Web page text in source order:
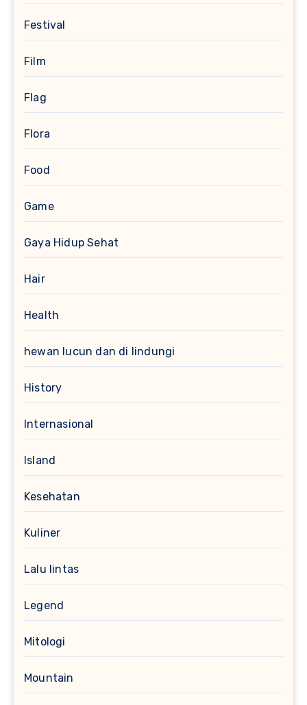
Festival
Film
Flag
Flora
Food
Game
Gaya Hidup Sehat
Hair
Health
hewan lucun dan di lindungi
History
Internasional
Island
Kesehatan
Kuliner
Lalu lintas
Legend
Mitologi
Mountain